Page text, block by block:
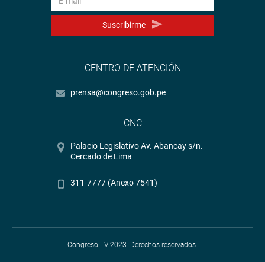
Suscribirme
CENTRO DE ATENCIÓN
prensa@congreso.gob.pe
CNC
Palacio Legislativo Av. Abancay s/n.
Cercado de Lima
311-7777 (Anexo 7541)
Congreso TV 2023. Derechos reservados.